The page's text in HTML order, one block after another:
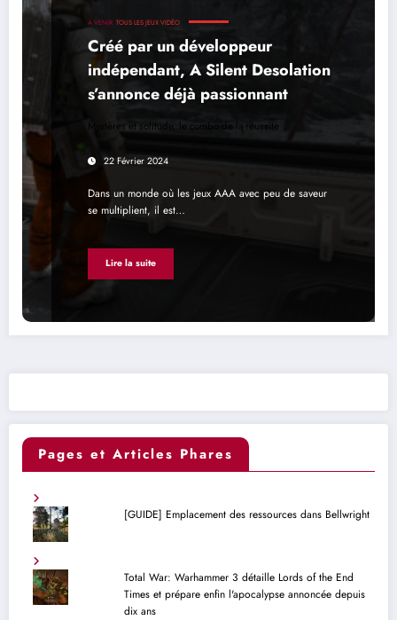
A VENIR TOUS LES JEUX VIDÉO
Créé par un développeur
indépendant, A Silent Desolation
s’annonce déjà passionnant
Mystères et solitude, le combo de la réussite
22 Février 2024
Dans un monde où les jeux AAA avec peu de saveur
se multiplient, il est…
Lire la suite
Pages et Articles Phares
[GUIDE] Emplacement des ressources dans Bellwright
Total War: Warhammer 3 détaille Lords of the End
Times et prépare enfin l'apocalypse annoncée depuis
dix ans